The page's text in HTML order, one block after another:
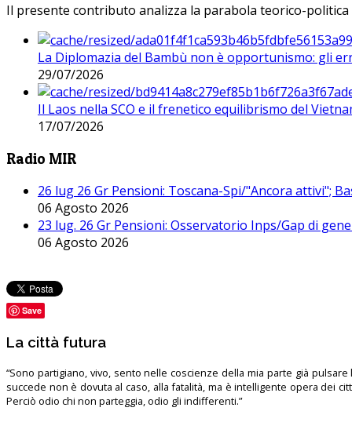
Il presente contributo analizza la parabola teorico-
La Diplomazia del Bambù non è opportunismo: gli
29/07/2026
Il Laos nella SCO e il frenetico equilibrismo del
17/07/2026
Radio MIR
26 lug 26 Gr Pensioni: Toscana-Spi/"Ancora attivi";
06 Agosto 2026
23 lug. 26 Gr Pensioni: Osservatorio Inps/Gap di
06 Agosto 2026
Save
La città futura
“Sono partigiano, vivo, sento nelle coscienze della mia parte già pulsare
succede non è dovuta al caso, alla fatalità, ma è intelligente opera dei
Perciò odio chi non parteggia, odio gli indifferenti.”